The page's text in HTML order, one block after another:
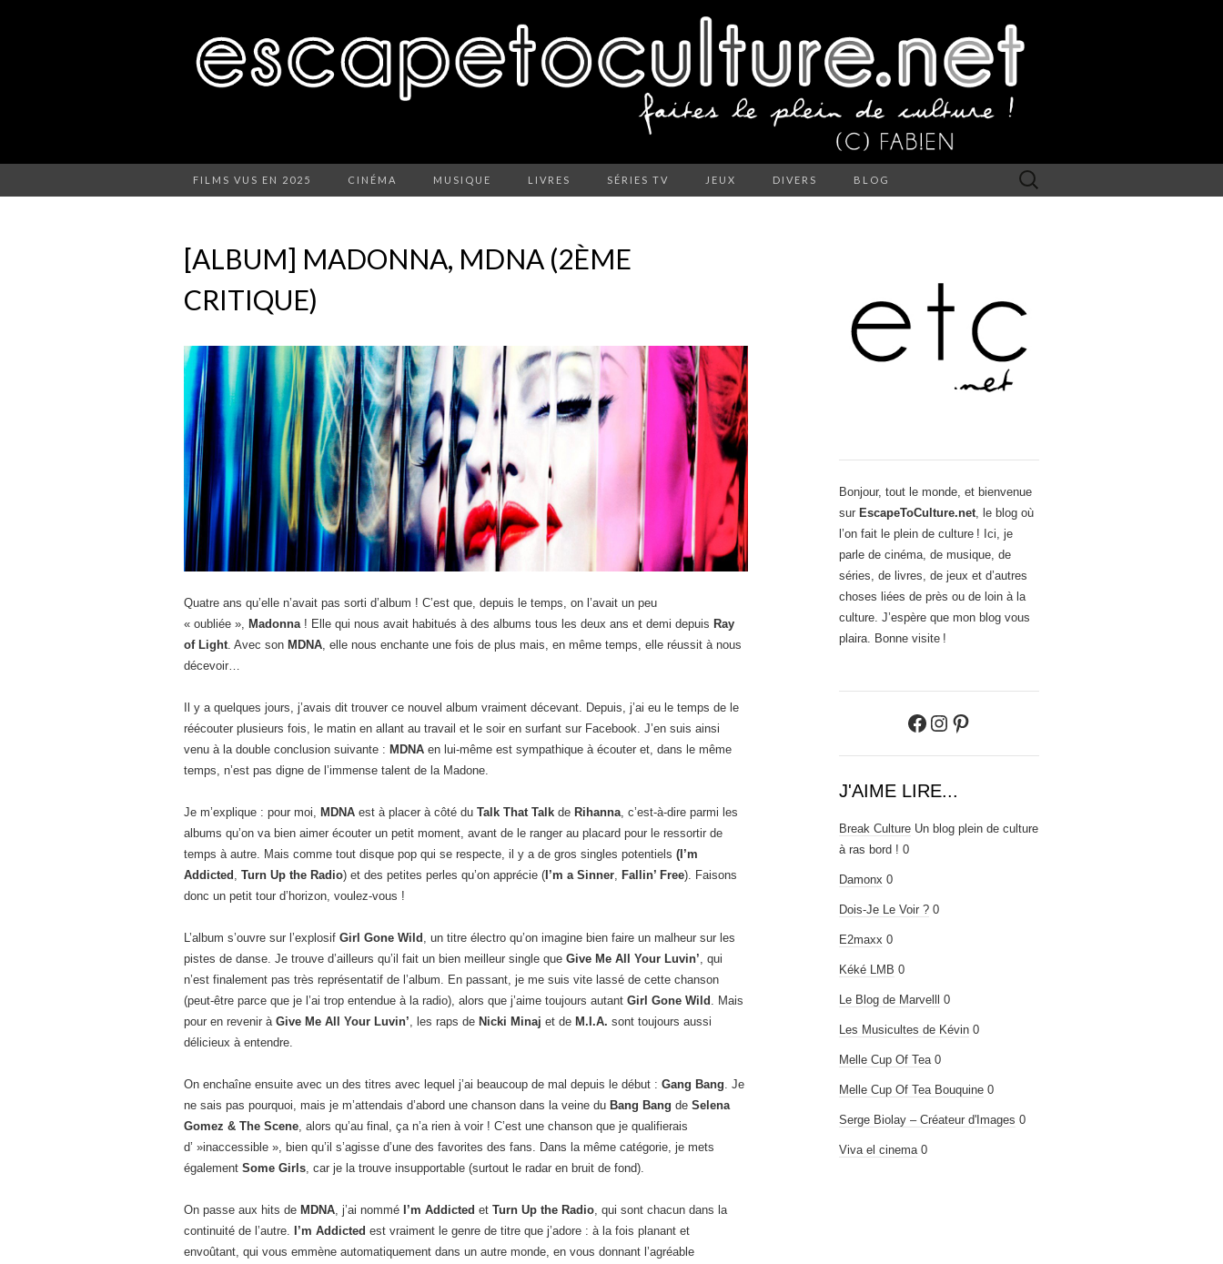
FILMS VUS EN 2025 CINÉMA MUSIQUE LIVRES SÉRIES TV JEUX DIVERS BLOG Rechercher :
[ALBUM] MADONNA, MDNA (2ÈME
CRITIQUE)
Quatre ans qu’elle n’avait pas sorti d’album ! C’est que, depuis le temps, on l’avait un peu
« oubliée »,
Madonna ! Elle qui nous avait habitués à des albums tous les deux ans et demi depuis Ray
of Light . Avec son MDNA , elle nous enchante une fois de plus mais, en même temps, elle réussit à nous
décevoir…
Il y a quelques jours, j’avais dit trouver ce nouvel album vraiment décevant. Depuis, j’ai eu le temps de le
réécouter plusieurs fois, le matin en allant au travail et le soir en surfant sur Facebook. J’en suis ainsi
venu à la double conclusion suivante : MDNA en lui-même est sympathique à écouter et, dans le même
temps, n’est pas digne de l’immense talent de la Madone.
Je m’explique : pour moi, MDNA est à placer à côté du Talk That Talk de Rihanna , c’est-à-dire parmi les
albums qu’on va bien aimer écouter un petit moment, avant de le ranger au placard pour le ressortir de
temps à autre. Mais comme tout disque pop qui se respecte, il y a de gros singles potentiels (I’m
Addicted
Turn Up the Radio) et des petites perles qu’on apprécie ( I’m a Sinner Fallin’ Free). Faisons
donc un petit tour d’horizon, voulez-vous !
L’album s’ouvre sur l’explosif Girl Gone Wild
, un titre électro qu’on imagine bien faire un malheur sur les
pistes de danse. Je trouve d’ailleurs qu’il fait un bien meilleur single que Give Me All Your Luvin’ , qui
n’est finalement pas très représentatif de l’album. En passant, je me suis vite lassé de cette chanson
(peut-être parce que je l’ai trop entendue à la radio), alors que j’aime toujours autant Girl Gone Wild
. Mais
pour en revenir à Give Me All Your Luvin’ , les raps de Nicki Minaj et de M.I.A. sont toujours aussi
délicieux à entendre.
On enchaîne ensuite avec un des titres avec lequel j’ai beaucoup de mal depuis le début : Gang Bang . Je
ne sais pas pourquoi, mais je m’attendais d’abord une chanson dans la veine du Bang Bang de Selena
Gomez & The Scene , alors qu’au final, ça n’a rien à voir ! C’est une chanson que je qualifierais
d’ »inaccessible », bien qu’il s’agisse d’une des favorites des fans. Dans la même catégorie, je mets
également Some Girls , car je la trouve insupportable (surtout le radar en bruit de fond).
On passe aux hits de MDNA , j’ai nommé I’m Addicted et Turn Up the Radio , qui sont chacun dans la
continuité de l’autre.
I’m Addicted est vraiment le genre de titre que j’adore : à la fois planant et
envoûtant, qui vous emmène automatiquement dans un autre monde, en vous donnant l’agréable
Bonjour, tout le monde, et bienvenue
sur EscapeToCulture.net , le blog où
l’on fait le plein de culture ! Ici, je
parle de cinéma, de musique, de
séries, de livres, de jeux et d’autres
choses liées de près ou de loin à la
culture. J’espère que mon blog vous
plaira. Bonne visite !
Facebook
Instagram
Pinterest
J'AIME LIRE...
Break Culture Un blog plein de culture
à ras bord ! 0
Damonx 0
Dois-Je Le Voir ? 0
E2maxx 0
Kéké LMB 0
Le Blog de Marvelll 0
Les Musicultes de Kévin 0
Melle Cup Of Tea 0
Melle Cup Of Tea Bouquine 0
Serge Biolay – Créateur d'Images 0
Viva el cinema 0